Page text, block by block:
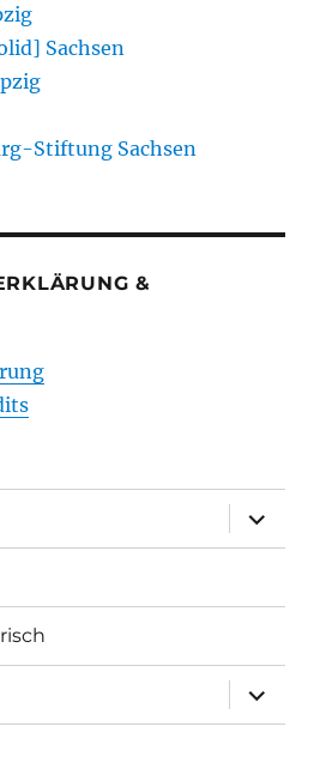
Sachsen
Stiftung Sachsen
&
öffnen
öffnen